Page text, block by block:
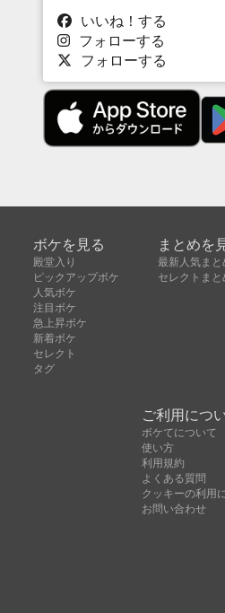
いいね！する
フォローする
フォローする
ボケを見る
殿堂入り
ピックアップボケ
人気ボケ
注目ボケ
急上昇ボケ
新着ボケ
セレクト
タグ
まとめを
最新人気まと
セレクトまと
ご利用につ
ボケてについて
使い方
利用規約
よくある質問
クッキーの利用
お問い合わせ